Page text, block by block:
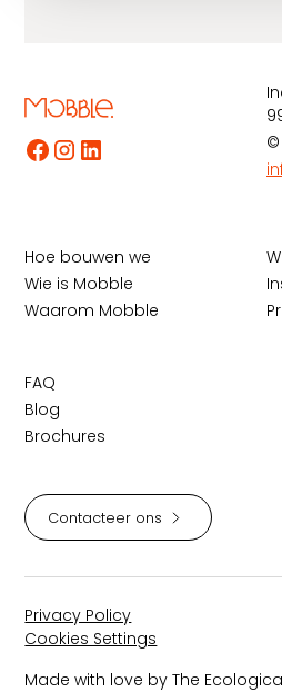
©
Hoe bouwen we
Wie is Mobble
Waarom Mobble
FAQ
Blog
Brochures
Contacteer ons
Made with love by The
Privacy Policy
Cookies Settings